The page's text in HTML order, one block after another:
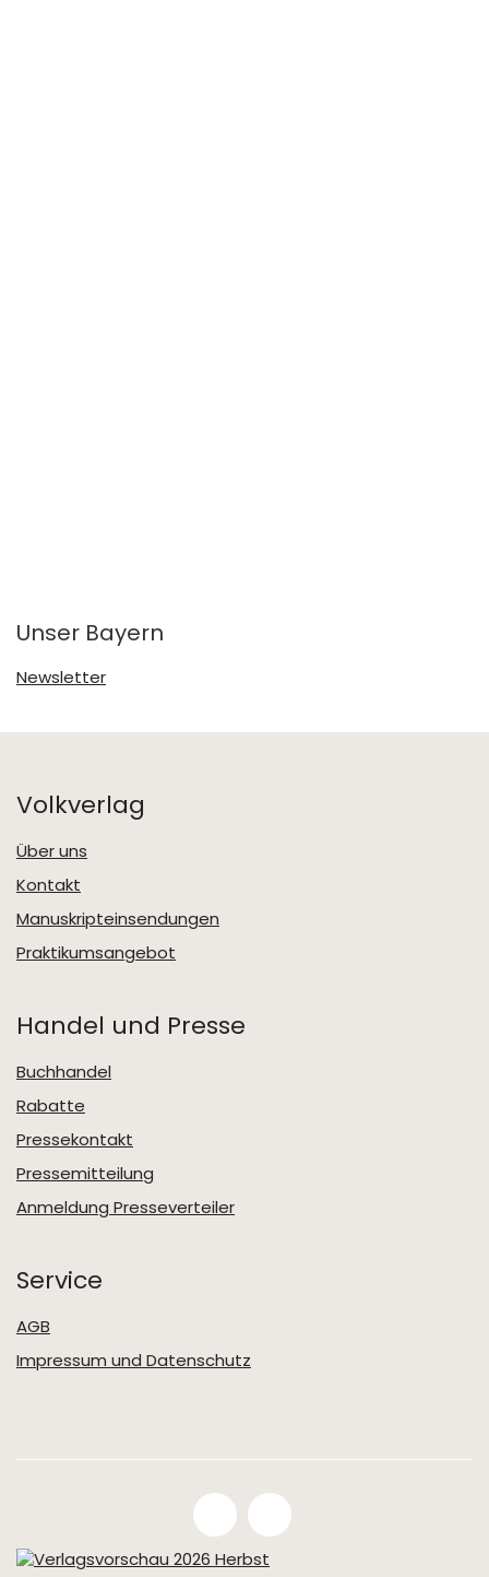
Unser Bayern
Newsletter
Volkverlag
Über uns
Kontakt
Manuskripteinsendungen
Praktikumsangebot
Handel und Presse
Buchhandel
Rabatte
Pressekontakt
Pressemitteilung
Anmeldung Presseverteiler
Service
AGB
Impressum und Datenschutz